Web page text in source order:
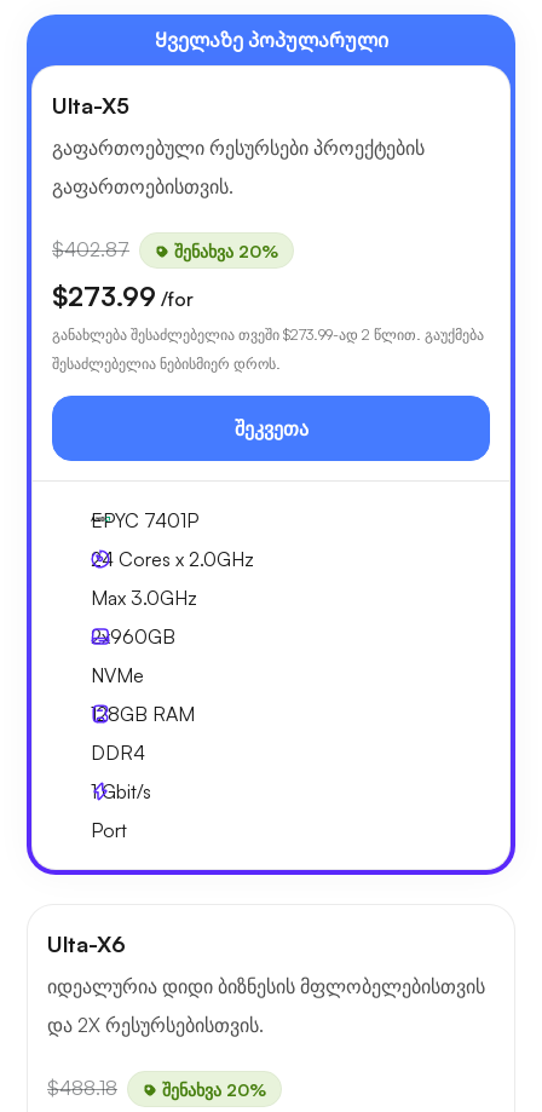
Ყველაზე პოპულარული
Ulta-X5
გაფართოებული რესურსები პროექტების
გაფართოებისთვის.
$402.87 შენახვა 20%
$273.99 /for
განახლება შესაძლებელია თვეში $273.99-ად 2 წლით. გაუქმება
შესაძლებელია ნებისმიერ დროს.
შეკვეთა
EPYC 7401P
24 Cores x 2.0GHz
Max 3.0GHz
2x960GB
NVMe
128GB RAM
DDR4
1Gbit/s
Port
Ulta-X6
იდეალურია დიდი ბიზნესის მფლობელებისთვის
და 2X რესურსებისთვის.
$488.18 შენახვა 20%